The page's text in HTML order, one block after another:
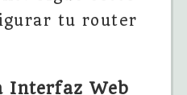
tu router
Interfaz Web